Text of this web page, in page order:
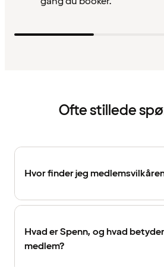
Ofte stillede
Hvor finder jeg
Hvad er Spenn, og hvad
medlem?